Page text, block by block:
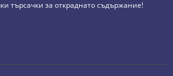
търсачки за откраднато съдържание!